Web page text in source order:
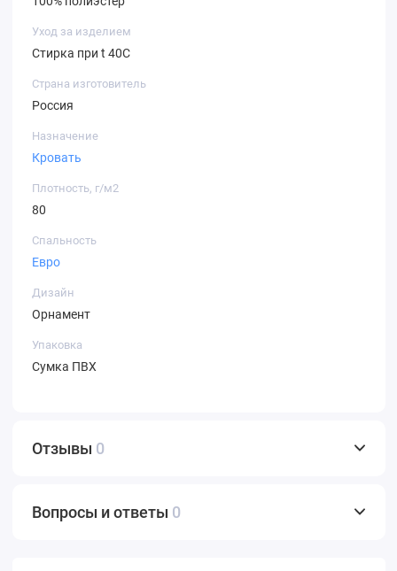
Уход за изделием
Стирка при t 40С
Страна изготовитель
Россия
Назначение
Кровать
Плотность, г/м2
80
Спальность
Евро
Дизайн
Орнамент
Упаковка
Сумка ПВХ
Отзывы 0
Вопросы и ответы 0